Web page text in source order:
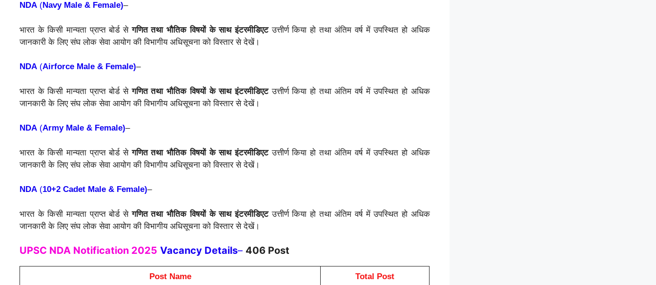
NDA (Navy Male & Female)–
भारत के किसी मान्यता प्राप्त बोर्ड सेगणित तथा भौतिक विषयों के साथ इंटरमीडिएटउत्तीर्ण किया हो तथा अंतिम वर्ष में उपस्थित हो अधिक
जानकारी के लिए संघ लोक सेवा आयोग की विभागीय अधिसूचना को विस्तार से देखें।
NDA (Airforce Male & Female)–
भारत के किसी मान्यता प्राप्त बोर्ड सेगणित तथा भौतिक विषयों के साथ इंटरमीडिएटउत्तीर्ण किया हो तथा अंतिम वर्ष में उपस्थित हो अधिक
जानकारी के लिए संघ लोक सेवा आयोग की विभागीय अधिसूचना को विस्तार से देखें।
NDA (Army Male & Female)–
भारत के किसी मान्यता प्राप्त बोर्ड सेगणित तथा भौतिक विषयों के साथ इंटरमीडिएटउत्तीर्ण किया हो तथा अंतिम वर्ष में उपस्थित हो अधिक
जानकारी के लिए संघ लोक सेवा आयोग की विभागीय अधिसूचना को विस्तार से देखें।
NDA (10+2 Cadet Male & Female)–
भारत के किसी मान्यता प्राप्त बोर्ड सेगणित तथा भौतिक विषयों के साथ इंटरमीडिएटउत्तीर्ण किया हो तथा अंतिम वर्ष में उपस्थित हो अधिक
जानकारी के लिए संघ लोक सेवा आयोग की विभागीय अधिसूचना को विस्तार से देखें।
UPSC NDA Notification 2025 Vacancy Details– 406 Post
Post Name Total Post